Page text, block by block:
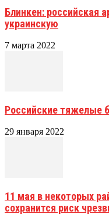
Блинкен: российская
украинскую
7 марта 2022
Российские тяжелые
29 января 2022
11 мая в некоторых
сохранится риск